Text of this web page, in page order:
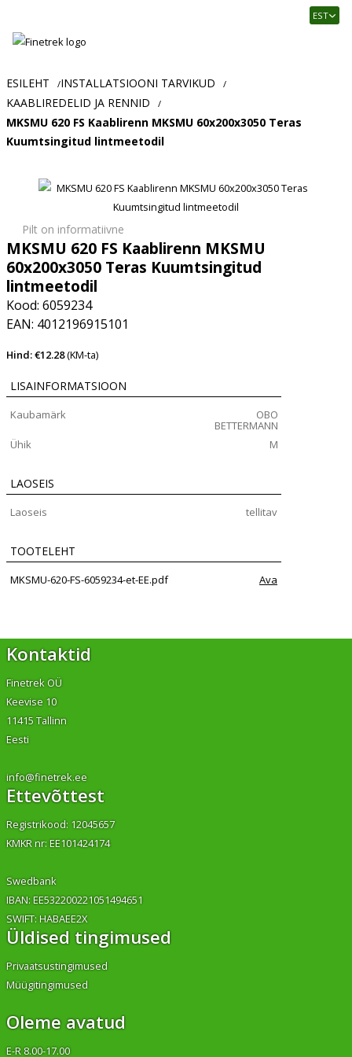
Usaldusväärne
ja
tööstusautomaatika
pood
EST
ESILEHT /INSTALLATSIOONI TARVIKUD /
KAABLIREDELID JA RENNID /
MKSMU 620 FS Kaablirenn MKSMU 60x200x3050 Teras
Kuumtsingitud lintmeetodil
Pilt on informatiivne
MKSMU 620 FS Kaablirenn MKSMU
60x200x3050 Teras Kuumtsingitud
lintmeetodil
Kood: 6059234
EAN: 4012196915101
Hind: €12.28(KM-ta)
LISAINFORMATSIOON
Kaubamärk OBO
BETTERMANN
Ühik
M
LAOSEIS
Laoseis tellitav
TOOTELEHT
MKSMU-620-FS-6059234-et-EE.pdf Ava
Kontaktid
Finetrek OÜ
Keevise 10
11415 Tallinn
Eesti
info@finetrek.ee
Ettevõttest
Registrikood: 12045657
KMKR nr: EE101424174
Swedbank
IBAN: EE532200221051494651
SWIFT: HABAEE2X
Üldised tingimused
Privaatsustingimused
Müügitingimused
Oleme avatud
E-R 8.00-17.00